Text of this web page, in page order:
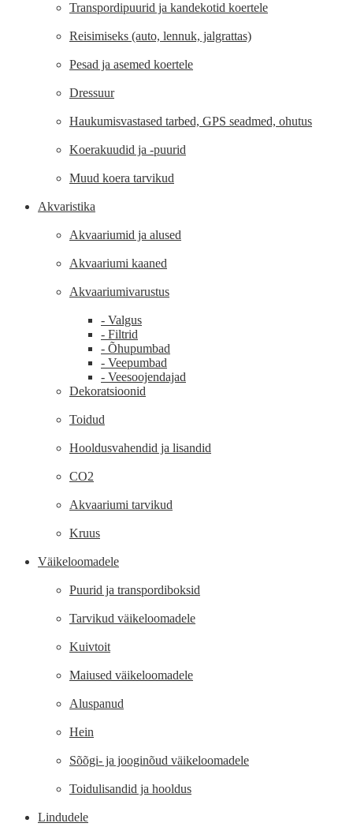
Transpordipuurid ja kandekotid koertele
Reisimiseks (auto, lennuk, jalgrattas)
Pesad ja asemed koertele
Dressuur
Haukumisvastased tarbed, GPS seadmed, ohutus
Koerakuudid ja -puurid
Muud koera tarvikud
Akvaristika
Akvaariumid ja alused
Akvaariumi kaaned
Akvaariumivarustus
- Valgus
- Filtrid
- Õhupumbad
- Veepumbad
- Veesoojendajad
Dekoratsioonid
Toidud
Hooldusvahendid ja lisandid
CO2
Akvaariumi tarvikud
Kruus
Väikeloomadele
Puurid ja transpordiboksid
Tarvikud väikeloomadele
Kuivtoit
Maiused väikeloomadele
Aluspanud
Hein
Sõõgi- ja jooginõud väikeloomadele
Toidulisandid ja hooldus
Lindudele